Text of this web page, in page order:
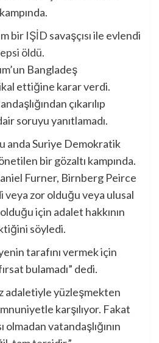
bir IŞİD savaşçısı ile evlendi
öldü.
Bangladeş
ettiğine karar verdi.
çıkarılıp
soruyu yanıtlamadı.
Furner, Birnberg Peirce
veya zor olduğu veya ulusal
için adalet hakkının
söyledi.
tarafını vermek için
bulamadı” dedi.
adaletiyle yüzleşmekten
karşılıyor. Fakat
olmadan vatandaşlığının